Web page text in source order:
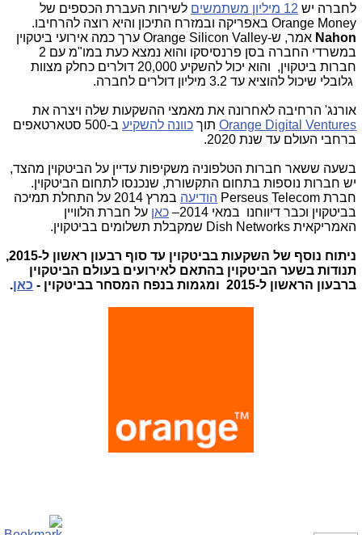
לחברה יש 12 מיליון משתמשים
לשירות העברת הכספים של
Orange Money באפריקה ובמזרח התיכון והיא רוצה להרחיבו.
Nahon אמר, ש-Orange Silicon Valley ערך כמה אירועי ביטקוין
במשרדי החברה בסן פרנסיסקו והוא נמצא כעת במו"מ עם 2
חברות ביטקוין, והוא יכול להשקיע 20,000 דולרים כחלק מצוות
גלובלי שיכול להוציא עד 3.2 מיליון דולרים לחברה.
אורנג' הרחיבה לאחרונה את מאמצי ההשקעות שלה ויצרה את
Orange Digital Ventures תוך כוונה להשקיע
ב-500 סטארטאפים
ברחבי העולם עד שנת 2020.
בשעה ששאר חברות הטלפוניה משקיפות עדיין על הביטקוין מהצד,
יש חברות נוספות בתחום התקשורת, שנכנסו לתחום הביטקוין.
חברת Perseus Telecom הודיעה
במרץ 2014 על התחלת תמיכה
בביטקוין וכבר דיווחנו במאי 2014–
כאן על חברת הלוויין
האמריקאית Dish Networks שמקבלת תשלומים בביטקוין.
ניתוח נוסף של השקעות בביטקוין עד סוף רבעון ראשון ל-2015,
תנודות בשער הביטקוין בהתאם לאירועים בעולם הביטקוין
ברבעון הראשון ל-2015 ומגמות בנפח המסחר בביטקוין -
כאן.